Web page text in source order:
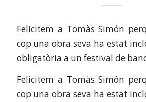
Felicitem a Tomàs Simón
cop una obra seva ha estat
obligatòria a un festival de
Felicitem a Tomàs Simón
cop una obra seva ha estat